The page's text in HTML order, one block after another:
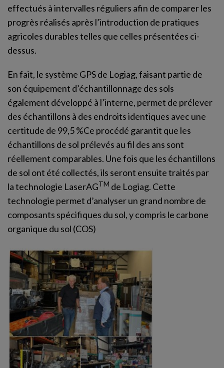
effectués à intervalles réguliers afin de comparer les
progrès réalisés après l’introduction de pratiques
agricoles durables telles que celles présentées ci-
dessus.
En fait, le système GPS de Logiag, faisant partie de
son équipement d’échantillonnage des sols
également développé à l’interne, permet de prélever
des échantillons à des endroits identiques avec une
certitude de 99,5 %Ce procédé garantit que les
échantillons de sol prélevés au fil des ans sont
réellement comparables. Une fois que les échantillons
de sol ont été collectés, ils seront ensuite traités par
la technologie LaserAGTM de Logiag. Cette
technologie permet d’analyser un grand nombre de
composants spécifiques du sol, y compris le carbone
organique du sol (COS)